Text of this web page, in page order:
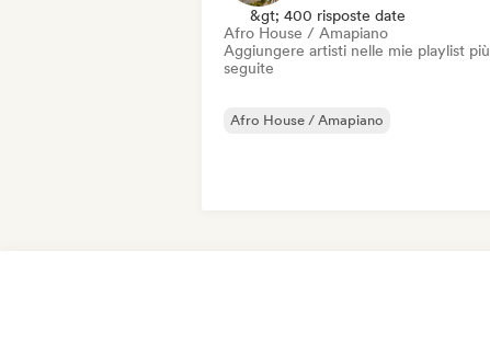
&gt; 400 risposte date
Afro House / Amapiano
Aggiungere artisti nelle mie playlist più
seguite
Afro House / Amapiano